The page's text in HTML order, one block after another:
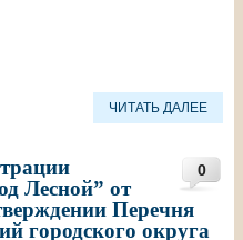
ЧИТАТЬ ДАЛЕЕ
0
Лесной” от
Перечня
городского округа